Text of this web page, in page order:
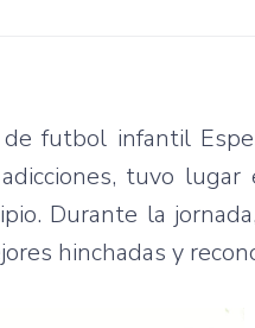
futbol infantil
tuvo
Durante la
hinchadas y